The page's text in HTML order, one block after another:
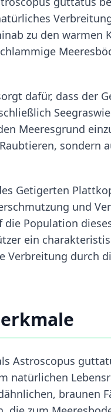
zu den warmen
dafür, dass der
Meeresgrund
sondern
Getigerten
und
Population
ein
Verbreitung durch
Astroscopus
natürlichen
braunen